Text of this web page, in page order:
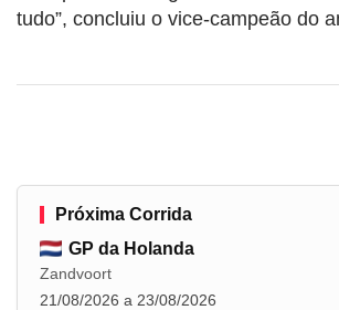
tudo”, concluiu o vice-campeão do
Próxima Corrida
GP da Holanda
Zandvoort
21/08/2026 a 23/08/2026